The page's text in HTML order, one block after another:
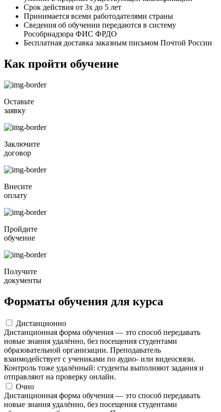
Срок действия от 3х до 5 лет
Принимается всеми работодателями страны
Сведения об обучении передаются в систему
Рособрнадзора ФИС ФРДО
Бесплатная доставка заказным письмом Почтой России
Как пройти обучение
Оставьте
заявку
Заключите
договор
Внесите
оплату
Пройдите
обучение
Получите
документы
Форматы обучения для курса
Дистанционно
Дистанционная форма обучения — это способ передавать
новые знания удалённо, без посещения студентами
образовательной организации. Преподаватель
взаимодействует с учениками по аудио- или видеосвязи.
Контроль тоже удалённый: студенты выполняют задания и
отправляют на проверку онлайн.
Очно
Дистанционная форма обучения — это способ передавать
новые знания удалённо, без посещения студентами